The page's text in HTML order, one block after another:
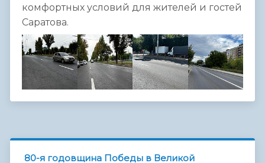
комфортных условий для жителей и гостей
Саратова.
80-я годовщина Победы в Великой